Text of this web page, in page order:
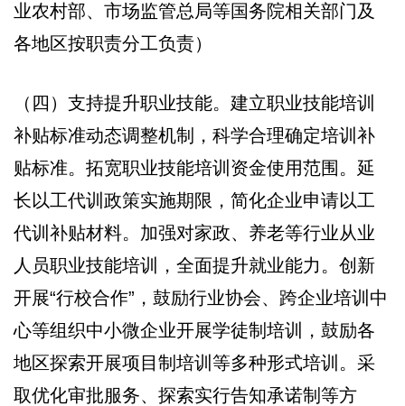
业农村部、市场监管总局等国务院相关部门及
各地区按职责分工负责）
（四）支持提升职业技能。建立职业技能培训
补贴标准动态调整机制，科学合理确定培训补
贴标准。拓宽职业技能培训资金使用范围。延
长以工代训政策实施期限，简化企业申请以工
代训补贴材料。加强对家政、养老等行业从业
人员职业技能培训，全面提升就业能力。创新
开展“行校合作”，鼓励行业协会、跨企业培训中
心等组织中小微企业开展学徒制培训，鼓励各
地区探索开展项目制培训等多种形式培训。采
取优化审批服务、探索实行告知承诺制等方